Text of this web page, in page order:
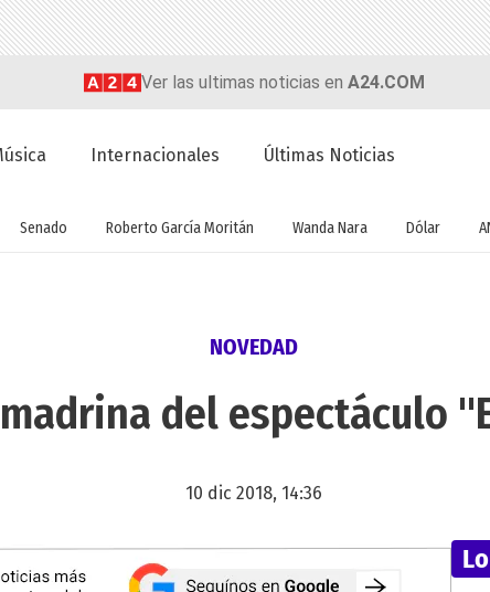
Ver las ultimas noticias en A24.COM
Internacionales Últimas Noticias
Senado Roberto García Moritán Wanda Nara Dólar
NOVEDAD
del espectáculo
10 dic 2018, 14:36